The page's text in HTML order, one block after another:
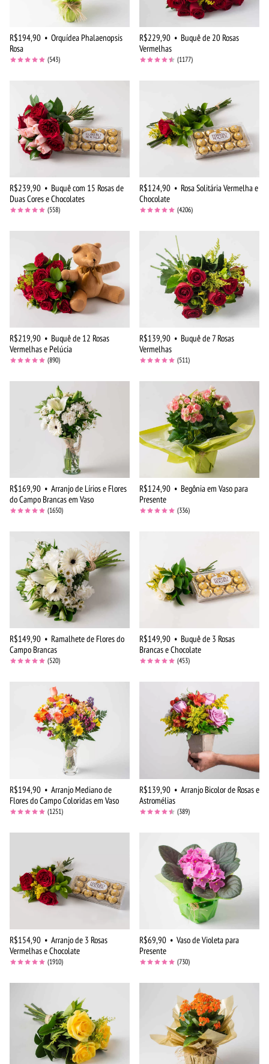
R$194,90 • Orquídea Phalaenopsis
Rosa
(543)
R$229,90 • Buquê de 20 Rosas
Vermelhas
(1177)
R$239,90 • Buquê com 15 Rosas de
Duas Cores e Chocolates
(558)
R$124,90 • Rosa Solitária Vermelha e
Chocolate
(4206)
R$219,90 • Buquê de 12 Rosas
Vermelhas e Pelúcia
(890)
R$139,90 • Buquê de 7 Rosas
Vermelhas
(511)
R$169,90 • Arranjo de Lírios e Flores
do Campo Brancas em Vaso
(1650)
R$124,90 • Begônia em Vaso para
Presente
(336)
R$149,90 • Ramalhete de Flores do
Campo Brancas
(520)
R$149,90 • Buquê de 3 Rosas
Brancas e Chocolate
(453)
R$194,90 • Arranjo Mediano de
Flores do Campo Coloridas em Vaso
(1251)
R$139,90 • Arranjo Bicolor de Rosas e
Astromélias
(389)
R$154,90 • Arranjo de 3 Rosas
Vermelhas e Chocolate
(1910)
R$69,90 • Vaso de Violeta para
Presente
(730)